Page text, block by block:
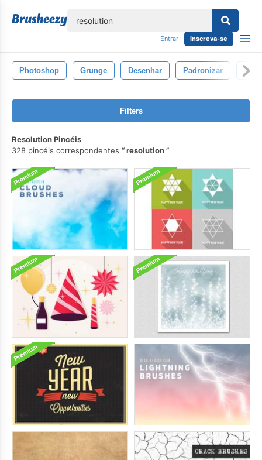
Entrar Inscreva-se
Photoshop Grunge Desenhar Padronizar
Filters
Resolution Pincéis
328 pincéis correspondentes
resolution